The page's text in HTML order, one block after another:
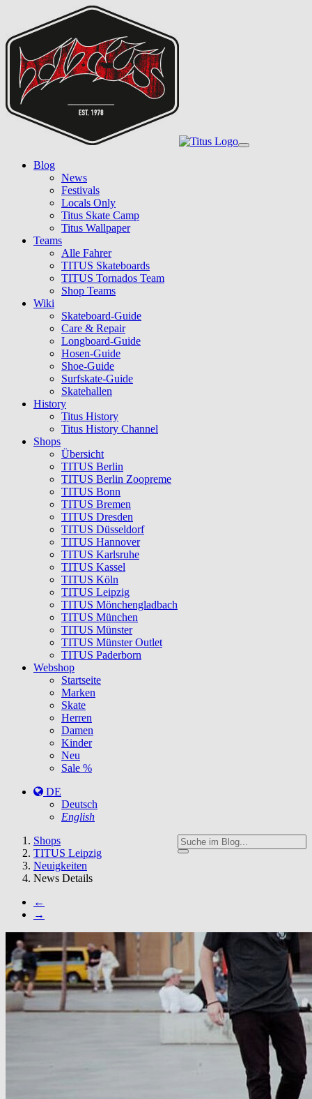
main
content
Toggle
Blog
News
Festivals
Locals Only
Titus Skate Camp
Titus Wallpaper
Teams
Alle Fahrer
TITUS Skateboards
TITUS Tornados Team
Shop Teams
Wiki
Skateboard-Guide
Care & Repair
Longboard-Guide
Hosen-Guide
Shoe-Guide
Surfskate-Guide
Skatehallen
History
Titus History
Titus History Channel
Shops
Übersicht
TITUS Berlin
TITUS Berlin Zoopreme
TITUS Bonn
TITUS Bremen
TITUS Dresden
TITUS Düsseldorf
TITUS Hannover
TITUS Karlsruhe
TITUS Kassel
TITUS Köln
TITUS Leipzig
TITUS Mönchengladbach
TITUS München
TITUS Münster
TITUS Münster Outlet
TITUS Paderborn
Webshop
Startseite
Marken
Skate
Herren
Damen
Kinder
Neu
Sale %
DE
Deutsch
English
here:
Shops
TITUS Leipzig
Neuigkeiten
News Details
←
→